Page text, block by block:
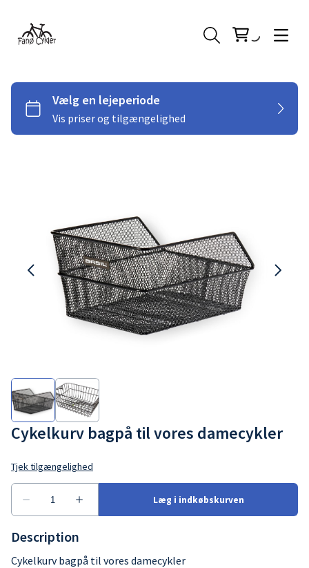
Cykelkurv bagpå til vores damecykler
Description
Cykelkurv bagpå til vores damecykler